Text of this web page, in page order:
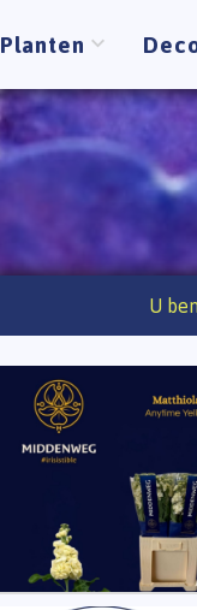
Planten
U
Matth Anyt Yellow
U moet ingelogd